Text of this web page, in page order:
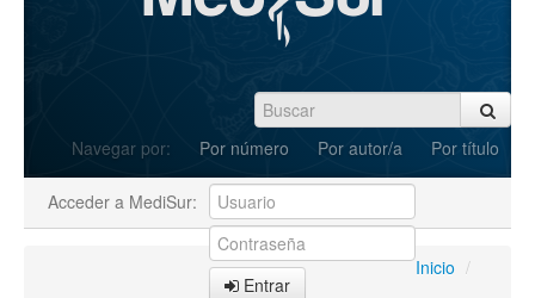
Actual
Archivos
Navegar por: Por número Por autor/a Por título
Acceder a MediSur:
Entrar
Inicio /